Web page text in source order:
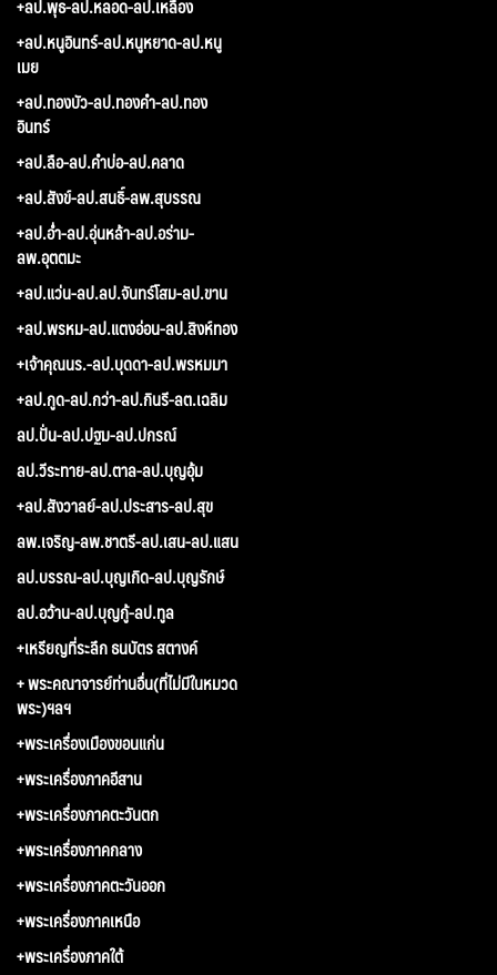
+ลป.พุธ-ลป.หลอด-ลป.เหลือง
+ลป.หนูอินทร์-ลป.หนูหยาด-ลป.หนู
เมย
+ลป.ทองบัว-ลป.ทองคำ-ลป.ทอง
อินทร์
+ลป.ลือ-ลป.คำบ่อ-ลป.คลาด
+ลป.สังข์-ลป.สนธิ์-ลพ.สุบรรณ
+ลป.อ่ำ-ลป.อุ่นหล้า-ลป.อร่าม-
ลพ.อุตตมะ
+ลป.แว่น-ลป.ลป.จันทร์โสม-ลป.ขาน
+ลป.พรหม-ลป.แตงอ่อน-ลป.สิงห์ทอง
+เจ้าคุณนร.-ลป.บุดดา-ลป.พรหมมา
+ลป.กูด-ลป.กว่า-ลป.กินรี-ลต.เฉลิม
ลป.ปั่น-ลป.ปฐม-ลป.ปกรณ์
ลป.วีระทาย-ลป.ตาล-ลป.บุญอุ้ม
+ลป.สังวาลย์-ลป.ประสาร-ลป.สุข
ลพ.เจริญ-ลพ.ชาตรี-ลป.เสน-ลป.แสน
ลป.บรรณ-ลป.บุญเกิด-ลป.บุญรักษ์
ลป.อว้าน-ลป.บุญกู้-ลป.ทูล
+เหรียญที่ระลึก ธนบัตร สตางค์
+ พระคณาจารย์ท่านอื่น(ที่ไม่มีในหมวด
พระ)ฯลฯ
+พระเครื่องเมืองขอนแก่น
+พระเครื่องภาคอีสาน
+พระเครื่องภาคตะวันตก
+พระเครื่องภาคกลาง
+พระเครื่องภาคตะวันออก
+พระเครื่องภาคเหนือ
+พระเครื่องภาคใต้